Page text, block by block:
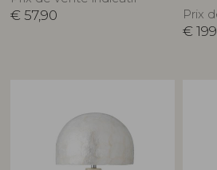
€ 57,90 Prix
€